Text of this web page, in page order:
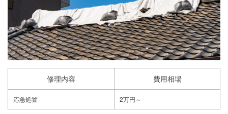
修理内容 費用相場
応急処置 2万円～